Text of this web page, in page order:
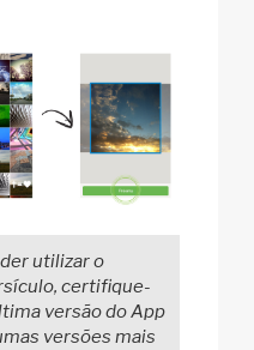
utilizar o
certifique-
versão do App
versões mais